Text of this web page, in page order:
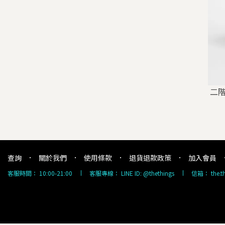
二
查詢 關於我們 使用條款 退貨退款政策 加入會員
客服時間： 10:00-21:00 客服專線： LINE ID: @thethings 信箱：